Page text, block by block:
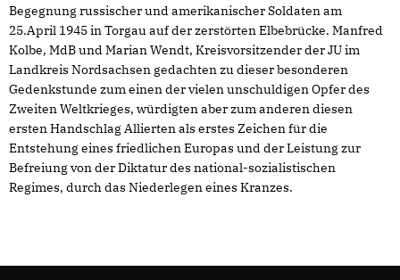
Begegnung russischer und amerikanischer Soldaten am
25.April 1945 in Torgau auf der zerstörten Elbebrücke. Manfred
Kolbe, MdB und Marian Wendt, Kreisvorsitzender der JU im
Landkreis Nordsachsen gedachten zu dieser besonderen
Gedenkstunde zum einen der vielen unschuldigen Opfer des
Zweiten Weltkrieges, würdigten aber zum anderen diesen
ersten Handschlag Allierten als erstes Zeichen für die
Entstehung eines friedlichen Europas und der Leistung zur
Befreiung von der Diktatur des national-sozialistischen
Regimes, durch das Niederlegen eines Kranzes.